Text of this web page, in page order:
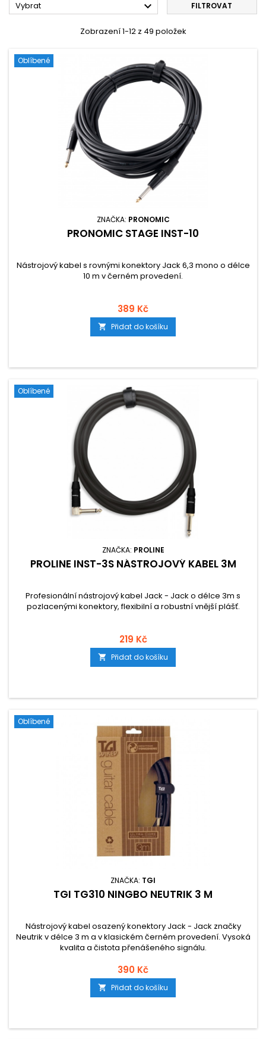
Vybrat  FILTROVAT
Zobrazení 1-12 z 49 položek
Oblíbené
ZNAČKA: PRONOMIC
PRONOMIC STAGE INST-10
Nástrojový kabel s rovnými konektory Jack 6,3 mono o délce
10 m v černém provedení.
389 Kč
 Přidat do košíku
Oblíbené
ZNAČKA: PROLINE
PROLINE INST-3S NÁSTROJOVÝ KABEL 3M
Profesionální nástrojový kabel Jack - Jack o délce 3m s
pozlacenými konektory, flexibilní a robustní vnější plášť.
219 Kč
 Přidat do košíku
Oblíbené
ZNAČKA: TGI
TGI TG310 NINGBO NEUTRIK 3 M
Nástrojový kabel osazený konektory Jack - Jack značky
Neutrik v délce 3 m a v klasickém černém provedení. Vysoká
kvalita a čistota přenášeného signálu.
390 Kč
 Přidat do košíku